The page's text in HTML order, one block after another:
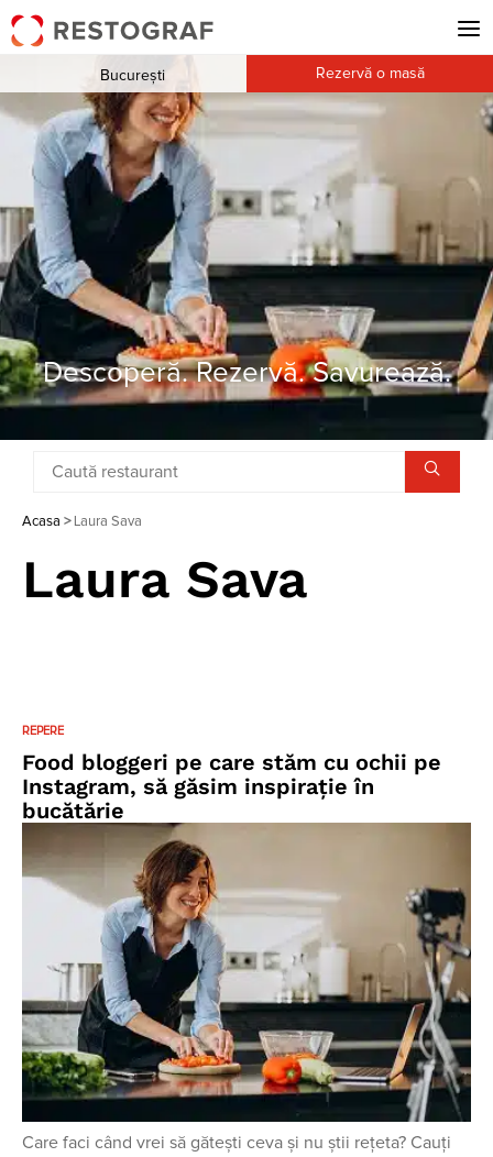
Descoperă. Rezervă. Savurează.
București Rezervă o masă
Acasa > Laura Sava
Laura Sava
REPERE
Food bloggeri pe care stăm cu ochii pe
Instagram, să găsim inspirație în
bucătărie
Care faci când vrei să gătești ceva și nu știi rețeta? Cauți